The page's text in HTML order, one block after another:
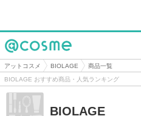
@cosme
アットコスメ BIOLAGE
商品一覧
BIOLAGE おすすめ商品・人気ランキング
BIOLAGE